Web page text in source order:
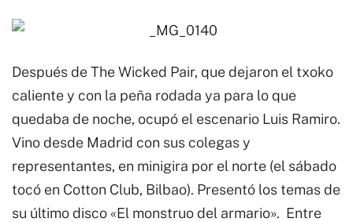
Después de The Wicked Pair, que dejaron el txoko
caliente y con la peña rodada ya para lo que
quedaba de noche, ocupó el escenario Luis Ramiro.
Vino desde Madrid con sus colegas y
representantes, en minigira por el norte (el sábado
tocó en Cotton Club, Bilbao). Presentó los temas de
su último disco «El monstruo del armario». Entre